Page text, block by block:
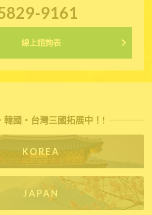
9161
線上諮詢表
韓國・台灣三國拓展中！!
KOREA
JAPAN